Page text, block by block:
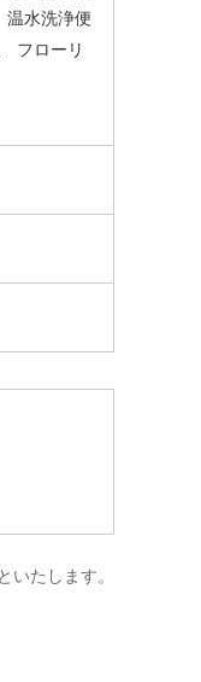
温水洗浄便
フローリ
たします。